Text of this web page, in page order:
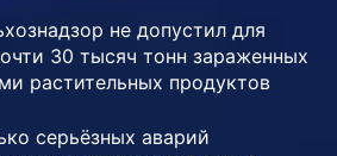
не допустил для
30 тысяч тонн зараженных
растительных продуктов
серьёзных аварий